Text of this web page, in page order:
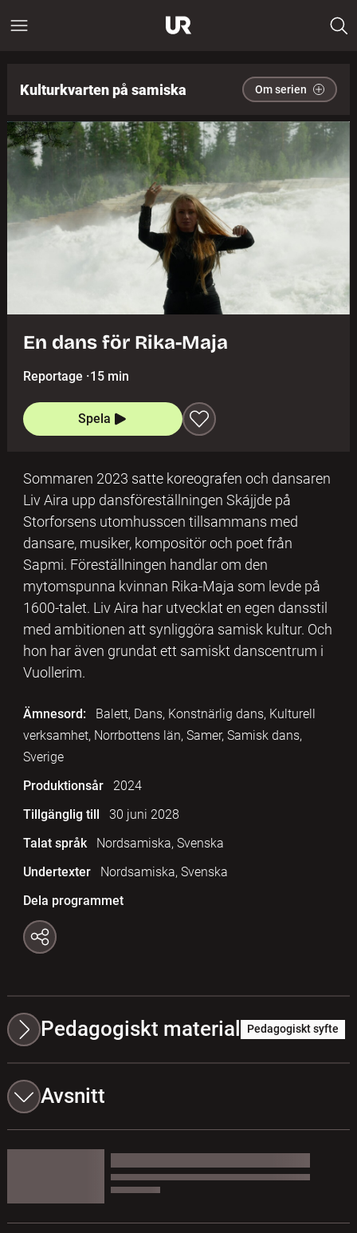
Kulturkvarten på samiska Om serien
En dans för Rika-Maja
Reportage ·15 min
Spela
Sommaren 2023 satte koreografen och dansaren
Liv Aira upp dansföreställningen Skájjde på
Storforsens utomhusscen tillsammans med
dansare, musiker, kompositör och poet från
Sapmi. Föreställningen handlar om den
mytomspunna kvinnan Rika-Maja som levde på
1600-talet. Liv Aira har utvecklat en egen dansstil
med ambitionen att synliggöra samisk kultur. Och
hon har även grundat ett samiskt danscentrum i
Vuollerim.
Ämnesord:
Balett, Dans, Konstnärlig dans, Kulturell
verksamhet, Norrbottens län, Samer, Samisk dans,
Sverige
Produktionsår
2024
Tillgänglig till
30 juni 2028
Talat språk
Nordsamiska, Svenska
Undertexter
Nordsamiska, Svenska
Dela programmet
Pedagogiskt material Pedagogiskt syfte
Avsnitt